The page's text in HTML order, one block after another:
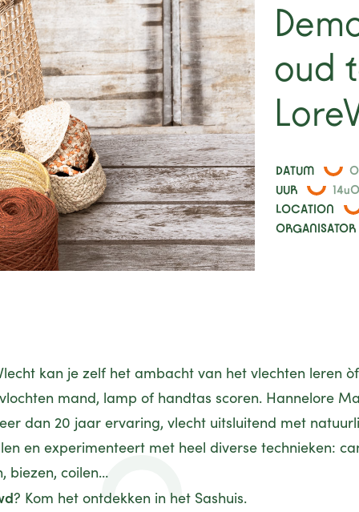
oud
DATUM
UUR
LOCATION
ORGANISATOR
kan je zelf het ambacht van het vlechten leren
mand, lamp of handtas scoren. Hannelore
dan 20 jaar ervaring, vlecht uitsluitend met
en experimenteert met heel diverse technieken:
biezen, coilen…
? Kom het ontdekken in het Sashuis.